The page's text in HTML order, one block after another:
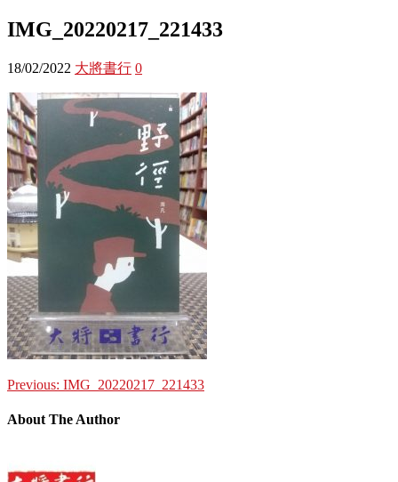
IMG_20220217_221433
18/02/2022 大將書行 0
Previous: IMG_20220217_221433
About The Author